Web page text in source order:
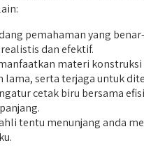
pemahaman yang
dan efektif.
materi
lama, serta terjaga untuk
cetak biru bersama
tentu menunjang anda